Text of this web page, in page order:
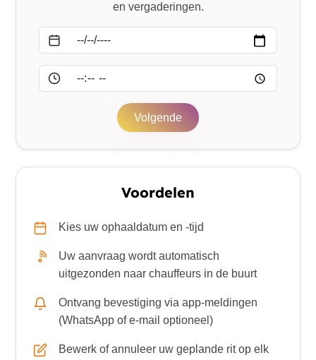
en vergaderingen.
Volgende
Voordelen
Kies uw ophaaldatum en -tijd
Uw aanvraag wordt automatisch
uitgezonden naar chauffeurs in de buurt
Ontvang bevestiging via app-meldingen
(WhatsApp of e-mail optioneel)
Bewerk of annuleer uw geplande rit op elk